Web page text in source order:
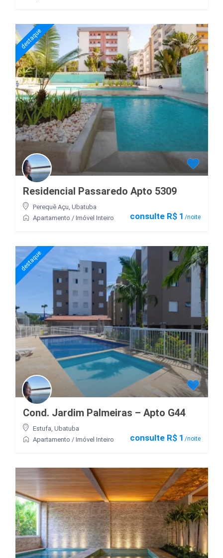
destaque
consulte R$ 1 /noite
Residencial Passaredo Apto 5309
Perequê Açu Ubatuba
Apartamento / Imóvel Inteiro
destaque
consulte R$ 1 /noite
Cond. Jardim Palmeiras – Apto G44
Estufa, Ubatuba
Apartamento / Imóvel Inteiro